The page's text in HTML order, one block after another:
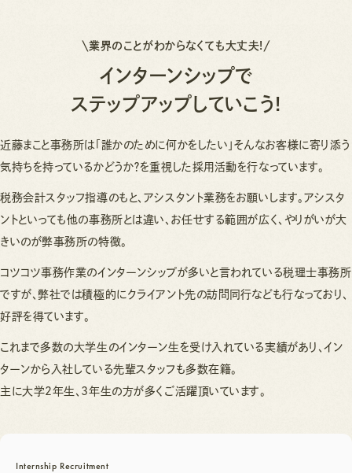
業界のことがわからなくても大丈夫!
インターンシップで
ステップアップしていこう!
近藤まこと事務所は「誰かのために何かをしたい」そんなお客様に寄り添う
気持ちを持っているかどうか？を重視した採用活動を行なっています。
税務会計スタッフ指導のもと、アシスタント業務をお願いします。アシスタ
ントといっても他の事務所とは違い、お任せする範囲が広く、やりがいが大
きいのが弊事務所の特徴。
コツコツ事務作業のインターンシップが多いと言われている税理士事務所
ですが、弊社では積極的にクライアント先の訪問同行なども行なっており、
好評を得ています。
これまで多数の大学生のインターン生を受け入れている実績があり、イン
ターンから入社している先輩スタッフも多数在籍。
主に大学2年生、3年生の方が多くご活躍頂いています。
Internship Recruitment